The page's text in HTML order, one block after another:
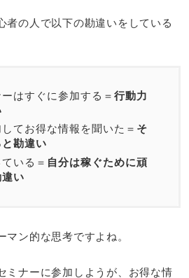
者の人で以下の勘違いをしている
はすぐに参加する＝ 行動力
てお得な情報を聞いた＝ そ
勘違い
いる＝ 自分は稼ぐために頑
い
マン的な思考ですよね。
ミナーに参加しようが、お得な情